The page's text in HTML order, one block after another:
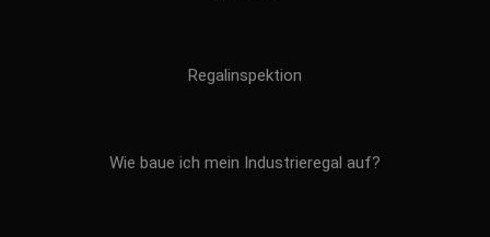
Regalinspektion
Wie baue ich mein Industrieregal auf?